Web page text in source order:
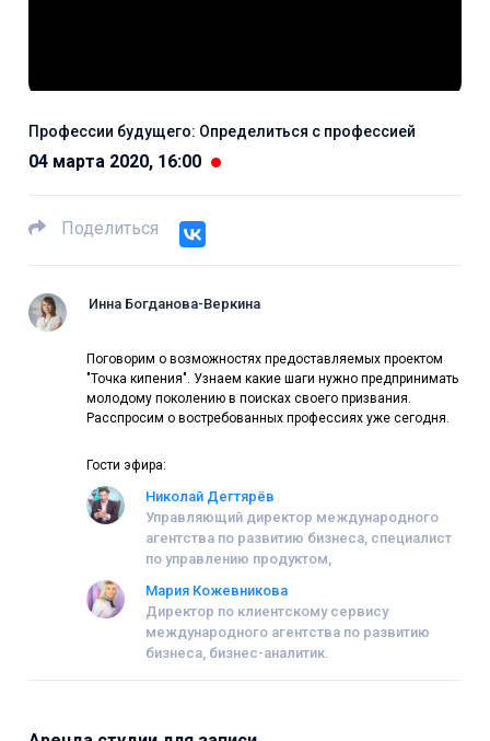
Профессии будущего: Определиться с профессией
04 марта 2020, 16:00
Поделиться
Инна Богданова-Веркина
Поговорим о возможностях предоставляемых проектом
"Точка кипения". Узнаем какие шаги нужно предпринимать
молодому поколению в поисках своего призвания.
Расспросим о востребованных профессиях уже сегодня.
Гости эфира:
Николай Дегтярёв
Управляющий директор международного
агентства по развитию бизнеса, специалист
по управлению продуктом,
Мария Кожевникова
Директор по клиентскому сервису
международного агентства по развитию
бизнеса, бизнес-аналитик.